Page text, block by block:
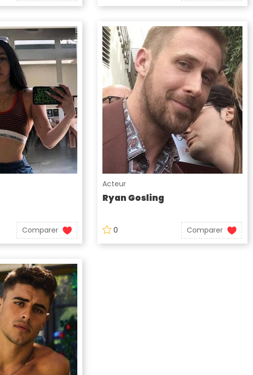
Comparer
Acteur
Ryan Gosling
0 Comparer